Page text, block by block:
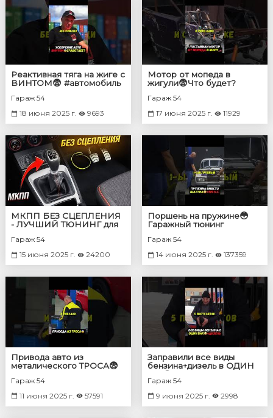
Реактивная тяга на жиге с
ВИНТОМ😨 #автомобиль
Гараж 54
18 июня 2025 г.
9693
Мотор от мопеда в
жигули😨Что будет?
Гараж 54
17 июня 2025 г.
11929
МКПП БЕЗ СЦЕПЛЕНИЯ
- ЛУЧШИЙ ТЮНИНГ для
Гараж 54
15 июня 2025 г.
24200
Поршень на пружине😳
Гаражный тюнинг
Гараж 54
14 июня 2025 г.
137359
Привода авто из
металического ТРОСА😨
#авто
Гараж 54
11 июня 2025 г.
57591
Заправили все виды
бензина+дизель в ОДИН
бак😨Что будет?
#машины #авто
Гараж 54
9 июня 2025 г.
2998